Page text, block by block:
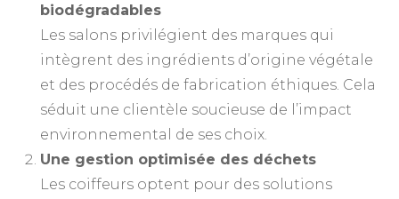
biodégradables
Les salons privilégient des marques qui
intègrent des ingrédients d’origine végétale
et des procédés de fabrication éthiques. Cela
séduit une clientèle soucieuse de l’impact
environnemental de ses choix.
Une gestion optimisée des déchets
Les coiffeurs optent pour des solutions